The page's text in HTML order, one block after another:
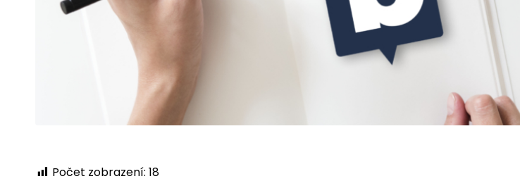
Počet zobrazení: 18